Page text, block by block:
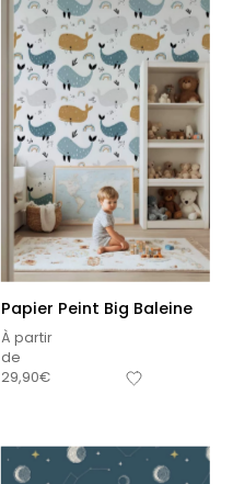
Papier Peint Big Baleine
À partir
de
29,90€